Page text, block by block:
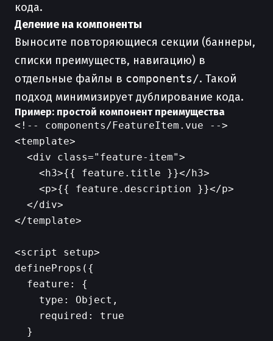
кода.
Деление на компоненты
Выносите повторяющиеся секции (баннеры,
списки преимуществ, навигацию) в
отдельные файлы в components/. Такой
подход минимизирует дублирование кода.
Пример: простой компонент преимущества
<!-- components/FeatureItem.vue -->
<template>
  <div class="feature-item">
    <h3>{{ feature.title }}</h3>
    <p>{{ feature.description }}</p>
  </div>
</template>
<script setup>
defineProps({
  feature: {
    type: Object,
    required: true
  }